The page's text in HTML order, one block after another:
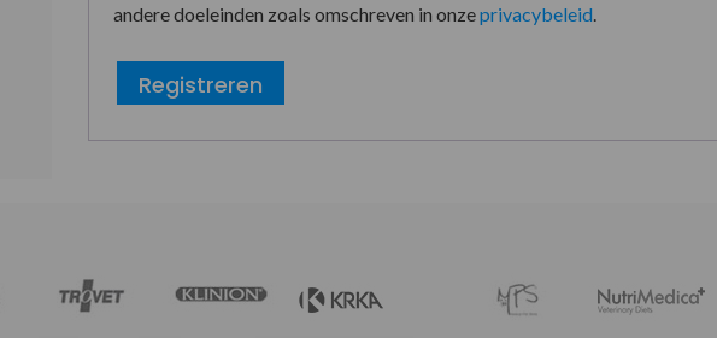
andere doeleinden zoals omschreven in onzeprivacybeleid
Registreren